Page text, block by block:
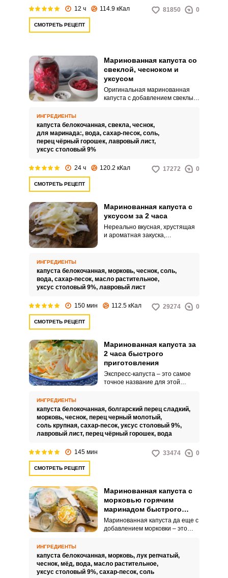
12 ч 114.9 кКал 81850 0
СМОТРЕТЬ РЕЦЕПТ
Маринованная капуста со
свеклой, чесноком и
уксусом
Оригинальная маринованная
капуста с добавлением свеклы.
неповторимый розовый цвет,
что уж точно не совсем обычно и
очень по-новому.
ИНГРЕДИЕНТЫ
капуста белокочанная, свекла, чеснок,
для маринада:, вода, сахар-песок, соль,
перец чёрный горошек, лавровый лист,
уксус столовый 9%
24 ч 120.2 кКал 17272 0
СМОТРЕТЬ РЕЦЕПТ
Маринованная капуста с
уксусом за 2 часа
Нереально вкусная, хрустящая
и ароматная закуска,
ингредиенты, а процесс
приготовления не отнимет
много вашего времени.
ИНГРЕДИЕНТЫ
капуста белокочанная, морковь, чеснок, соль,
вода, сахар-песок, масло растительное,
уксус столовый 9%, лавровый лист
150 мин 112.5 кКал 29274 0
СМОТРЕТЬ РЕЦЕПТ
Маринованная капуста за
2 часа быстрого
приготовления
Экспресс-капуста – это самое
точное название для этой
недавно, казалось нереально.
Это настоящее спасение, когда
гости уже на пороге, а угостить
их особо и нечем.
ИНГРЕДИЕНТЫ
капуста белокочанная, болгарский перец сладкий,
морковь, чеснок, перец черный молотый,
соль крупная, сахар-песок, уксус столовый 9%,
лавровый лист, перец чёрный горошек, вода
145 мин 33474 0
СМОТРЕТЬ РЕЦЕПТ
Маринованная капуста с
морковью горячим
маринадом быстрого
приготовления
Маринованная капуста да еще с
добавлением морковки – это
Приготовление занимает
минимум времени. А
результатом вы будете
ИНГРЕДИЕНТЫ
капуста белокочанная, морковь, лук репчатый,
чеснок, мёд, вода, масло растительное,
уксус столовый 9%, сахар-песок, соль